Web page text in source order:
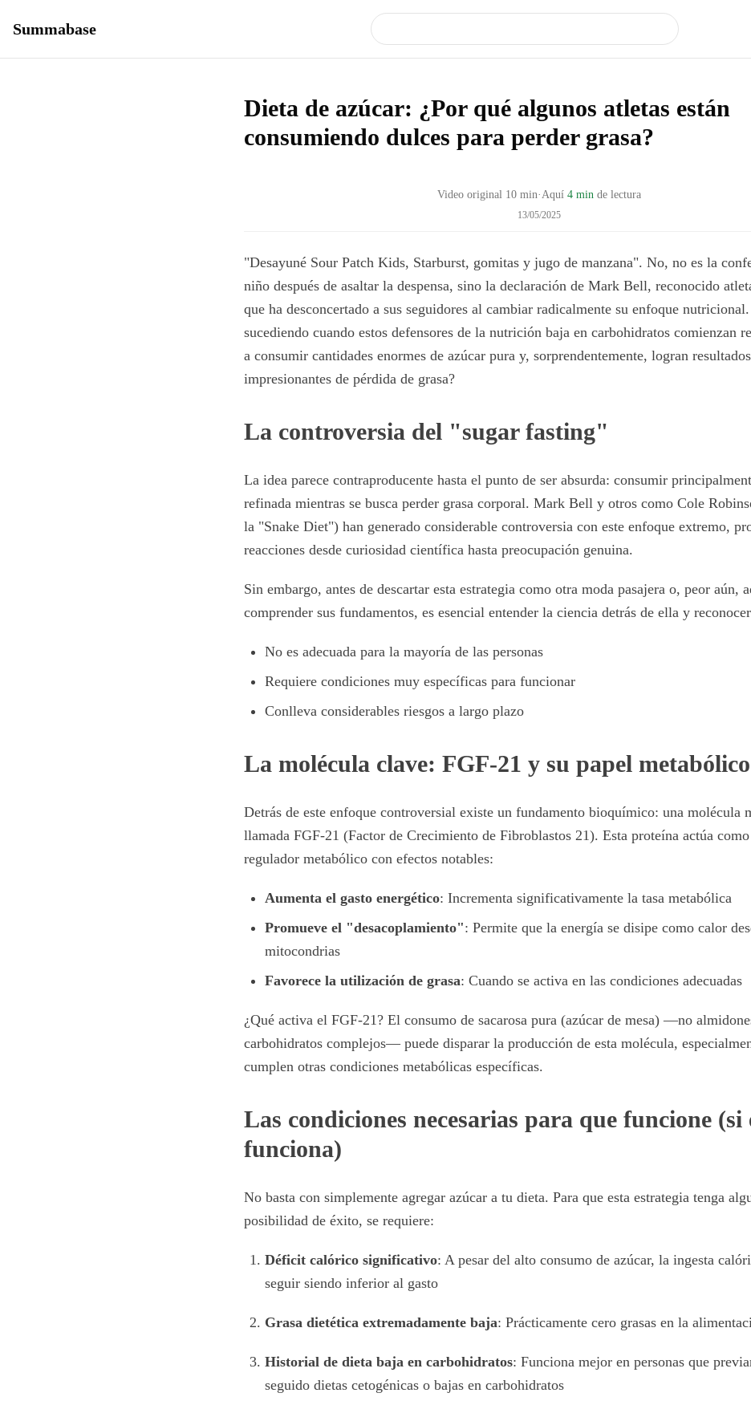
Summabase
Dieta de azúcar: ¿Por qué algunos atletas están
consumiendo dulces para perder grasa?
Video original 10 min·Aquí 4 min de lectura
13/05/2025
"Desayuné Sour Patch Kids, Starburst, gomitas y jugo de manzana". No, no es la
niño después de asaltar la despensa, sino la declaración de Mark Bell, reconocido
que ha desconcertado a sus seguidores al cambiar radicalmente su enfoque
sucediendo cuando estos defensores de la nutrición baja en carbohidratos comienzan
a consumir cantidades enormes de azúcar pura y, sorprendentemente, logran resultados
impresionantes de pérdida de grasa?
La controversia del "sugar fasting"
La idea parece contraproducente hasta el punto de ser absurda: consumir
refinada mientras se busca perder grasa corporal. Mark Bell y otros como Cole
la "Snake Diet") han generado considerable controversia con este enfoque extremo,
reacciones desde curiosidad científica hasta preocupación genuina.
Sin embargo, antes de descartar esta estrategia como otra moda pasajera o, peor aún,
comprender sus fundamentos, es esencial entender la ciencia detrás de ella y
No es adecuada para la mayoría de las personas
Requiere condiciones muy específicas para funcionar
Conlleva considerables riesgos a largo plazo
La molécula clave: FGF-21 y su papel metabólico
Detrás de este enfoque controversial existe un fundamento bioquímico: una molécula
llamada FGF-21 (Factor de Crecimiento de Fibroblastos 21). Esta proteína actúa
regulador metabólico con efectos notables:
Aumenta el gasto energético: Incrementa significativamente la tasa metabólica
Promueve el "desacoplamiento": Permite que la energía se disipe como calor
mitocondrias
Favorece la utilización de grasa: Cuando se activa en las condiciones adecuadas
¿Qué activa el FGF-21? El consumo de sacarosa pura (azúcar de mesa) —no
carbohidratos complejos— puede disparar la producción de esta molécula,
cumplen otras condiciones metabólicas específicas.
Las condiciones necesarias para que funcione (si
funciona)
No basta con simplemente agregar azúcar a tu dieta. Para que esta estrategia tenga
posibilidad de éxito, se requiere:
Déficit calórico significativo: A pesar del alto consumo de azúcar, la ingesta
seguir siendo inferior al gasto
Grasa dietética extremadamente baja: Prácticamente cero grasas en la
Historial de dieta baja en carbohidratos: Funciona mejor en personas que
seguido dietas cetogénicas o bajas en carbohidratos